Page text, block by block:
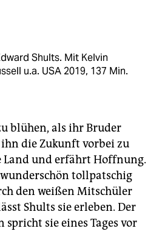
Shults. Mit Kelvin
u.a. USA 2019, 137 Min.
blühen, als ihr Bruder
die Zukunft vorbei zu
Land und erfährt Hoffnung.
tollpatschig
den weißen Mitschüler
Shults sie erleben. Der
sie eines Tages vor